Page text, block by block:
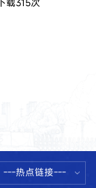
---热点链接---